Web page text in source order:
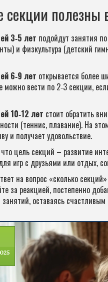
секции полезны
3‑5 лет подойдут занятия
и физкультура (детский
6‑9 лет открывается более
можно вести по 2‑3 секции,
10‑12 лет стоит обратить
(теннис, плавание). На
и получает удовольствие.
цель секций – развитие
игр с друзьями или отдых,
на вопрос «сколько
за реакцией, постепенно
занятий, оставаясь